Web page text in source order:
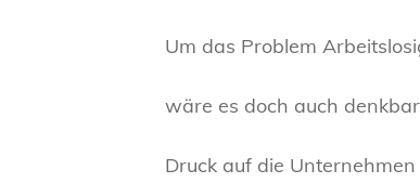
Um das Problem
wäre es doch auch
Druck auf die